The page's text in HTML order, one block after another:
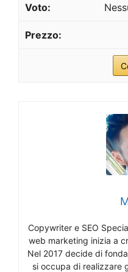
Copywriter e SEO
web marketing inizia a
Nel 2017 decide di
si occupa di realizzare